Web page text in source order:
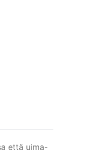
että uima-